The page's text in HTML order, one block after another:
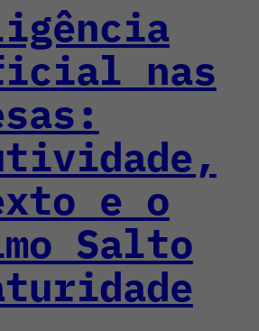
nas
e o
Salto